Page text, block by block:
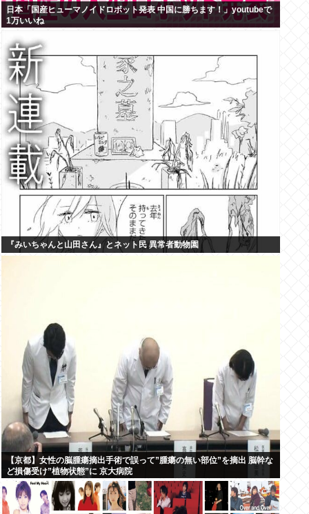
日本「国産ヒューマノイドロボット発表 中国に勝ちます！」youtubeで
1万いいね
『みいちゃんと山田さん』とネット民 異常者動物園
【京都】女性の脳腫瘍摘出手術で誤って”腫瘍の無い部位”を摘出 脳幹な
ど損傷受け”植物状態”に 京大病院